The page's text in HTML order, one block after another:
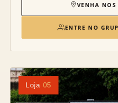
VENHA NOS
ENTRE NO
Loja 05